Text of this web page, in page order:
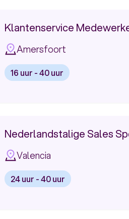
Klantenservice
Amersfoort
16 uur - 40 uur
Nederlandstalige Sales
Valencia
24 uur - 40 uur